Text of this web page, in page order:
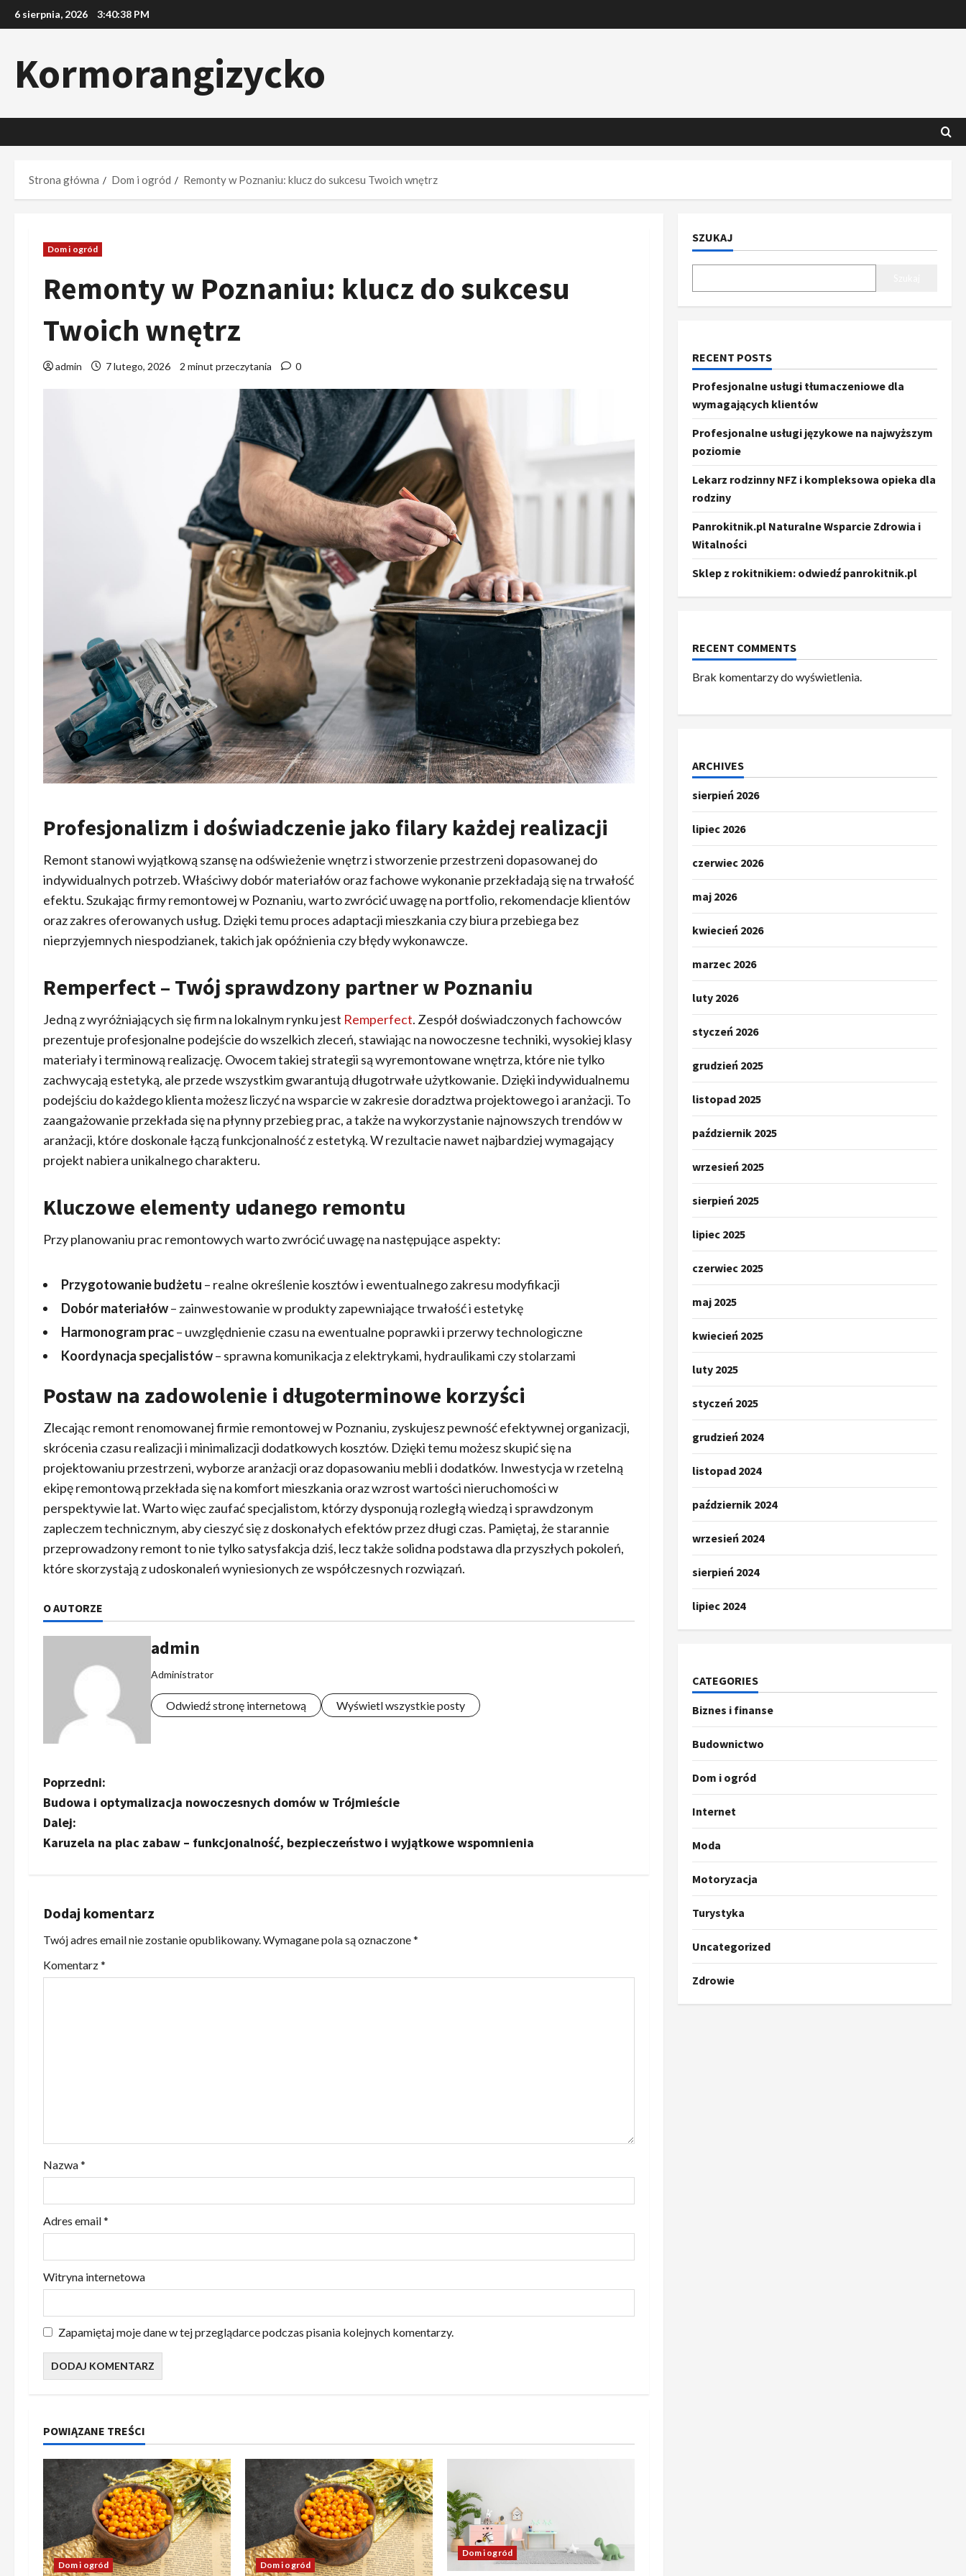
Przejdź
do
6 sierpnia, 2026 3:40:39 PM
Kormorangizycko
Strona główna Dom i ogród Remonty w Poznaniu: klucz do sukcesu Twoich wnętrz
Dom i ogród
Remonty w Poznaniu: klucz do sukcesu
Twoich wnętrz
admin 7 lutego, 2026 2 minut przeczytania 0
Profesjonalizm i doświadczenie jako filary każdej realizacji
Remont stanowi wyjątkową szansę na odświeżenie wnętrz i stworzenie przestrzeni dopasowanej do
indywidualnych potrzeb. Właściwy dobór materiałów oraz fachowe wykonanie przekładają się na trwałość
efektu. Szukając firmy remontowej w Poznaniu, warto zwrócić uwagę na portfolio, rekomendacje klientów
oraz zakres oferowanych usług. Dzięki temu proces adaptacji mieszkania czy biura przebiega bez
nieprzyjemnych niespodzianek, takich jak opóźnienia czy błędy wykonawcze.
Remperfect – Twój sprawdzony partner w Poznaniu
Jedną z wyróżniających się firm na lokalnym rynku jest Remperfect. Zespół doświadczonych fachowców
prezentuje profesjonalne podejście do wszelkich zleceń, stawiając na nowoczesne techniki, wysokiej klasy
materiały i terminową realizację. Owocem takiej strategii są wyremontowane wnętrza, które nie tylko
zachwycają estetyką, ale przede wszystkim gwarantują długotrwałe użytkowanie. Dzięki indywidualnemu
podejściu do każdego klienta możesz liczyć na wsparcie w zakresie doradztwa projektowego i aranżacji. To
zaangażowanie przekłada się na płynny przebieg prac, a także na wykorzystanie najnowszych trendów w
aranżacji, które doskonale łączą funkcjonalność z estetyką. W rezultacie nawet najbardziej wymagający
projekt nabiera unikalnego charakteru.
Kluczowe elementy udanego remontu
Przy planowaniu prac remontowych warto zwrócić uwagę na następujące aspekty:
Przygotowanie budżetu – realne określenie kosztów i ewentualnego zakresu modyfikacji
Dobór materiałów– zainwestowanie w produkty zapewniające trwałość i estetykę
Harmonogram prac– uwzględnienie czasu na ewentualne poprawki i przerwy technologiczne
Koordynacja specjalistów– sprawna komunikacja z elektrykami, hydraulikami czy stolarzami
Postaw na zadowolenie i długoterminowe korzyści
Zlecając remont renomowanej firmie remontowej w Poznaniu, zyskujesz pewność efektywnej organizacji,
skrócenia czasu realizacji i minimalizacji dodatkowych kosztów. Dzięki temu możesz skupić się na
projektowaniu przestrzeni, wyborze aranżacji oraz dopasowaniu mebli i dodatków. Inwestycja w rzetelną
ekipę remontową przekłada się na komfort mieszkania oraz wzrost wartości nieruchomości w
perspektywie lat. Warto więc zaufać specjalistom, którzy dysponują rozległą wiedzą i sprawdzonym
zapleczem technicznym, aby cieszyć się z doskonałych efektów przez długi czas. Pamiętaj, że starannie
przeprowadzony remont to nie tylko satysfakcja dziś, lecz także solidna podstawa dla przyszłych pokoleń,
które skorzystają z udoskonaleń wyniesionych ze współczesnych rozwiązań.
O AUTORZE
admin
Administrator
Odwiedź stronę internetową Wyświetl wszystkie posty
Z
o
b
c
z
w
Poprzedni:
Budowa i optymalizacja nowoczesnych domów w Trójmieście
Dalej:
Karuzela na plac zabaw – funkcjonalność, bezpieczeństwo i wyjątkowe wspomnienia
Dodaj komentarz
Twój adres email nie zostanie opublikowany. Wymagane pola są oznaczone*
Komentarz*
Nazwa*
Adres email*
Witryna internetowa
Zapamiętaj moje dane w tej przeglądarce podczas pisania kolejnych komentarzy.
POWIĄZANE TREŚCI
Dom i ogród Dom i ogród
Dom i ogród
SZUKAJ
RECENT POSTS
Profesjonalne usługi tłumaczeniowe dla
wymagających klientów
Profesjonalne usługi językowe na najwyższym
poziomie
Lekarz rodzinny NFZ i kompleksowa opieka dla
rodziny
Panrokitnik.pl Naturalne Wsparcie Zdrowia i
Witalności
Sklep z rokitnikiem: odwiedź panrokitnik.pl
RECENT COMMENTS
Brak komentarzy do wyświetlenia.
ARCHIVES
sierpień 2026
lipiec 2026
czerwiec 2026
maj 2026
kwiecień 2026
marzec 2026
luty 2026
styczeń 2026
grudzień 2025
listopad 2025
październik 2025
wrzesień 2025
sierpień 2025
lipiec 2025
czerwiec 2025
maj 2025
kwiecień 2025
luty 2025
styczeń 2025
grudzień 2024
listopad 2024
październik 2024
wrzesień 2024
sierpień 2024
lipiec 2024
CATEGORIES
Biznes i finanse
Budownictwo
Dom i ogród
Internet
Moda
Motoryzacja
Turystyka
Uncategorized
Zdrowie